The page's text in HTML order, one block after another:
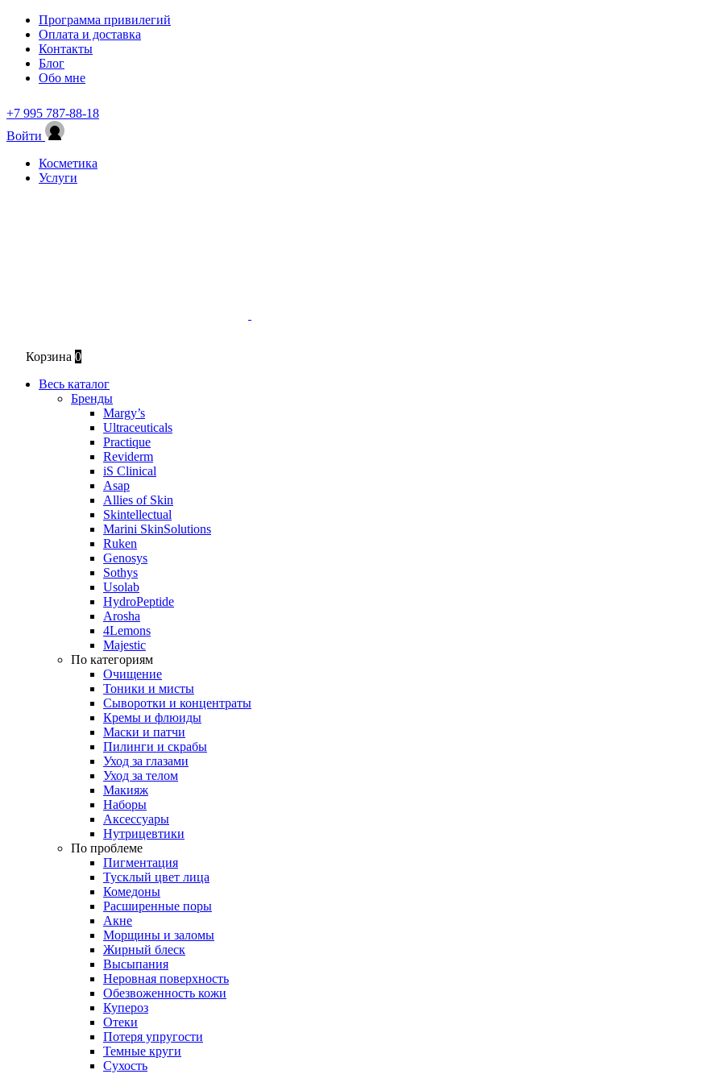
Программа привилегий
Оплата и доставка
Контакты
Блог
Обо мне
+7 995 787-88-18
Войти
Косметика
Услуги
Корзина 0
Весь каталог
Бренды
Margy’s
Ultraceuticals
Practique
Reviderm
iS Clinical
Asap
Allies of Skin
Skintellectual
Marini SkinSolutions
Ruken
Genosys
Sothys
Usolab
HydroPeptide
Arosha
4Lemons
Majestic
По категориям
Очищение
Тоники и мисты
Сыворотки и концентраты
Кремы и флюиды
Маски и патчи
Пилинги и скрабы
Уход за глазами
Уход за телом
Макияж
Наборы
Аксессуары
Нутрицевтики
По проблеме
Пигментация
Тусклый цвет лица
Комедоны
Расширенные поры
Акне
Морщины и заломы
Жирный блеск
Высыпания
Неровная поверхность
Обезвоженность кожи
Купероз
Отеки
Потеря упругости
Темные круги
Сухость